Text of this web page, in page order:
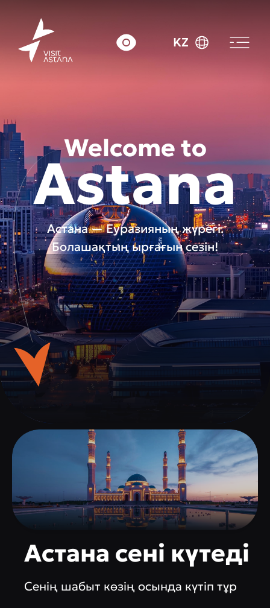
KZ
Астана — Еуразияның жүрегі.
Болашақтың ырғағын сезін!
Welcome to
Astana
Астана сені күтеді
Сенің шабыт көзің осында күтіп тұр